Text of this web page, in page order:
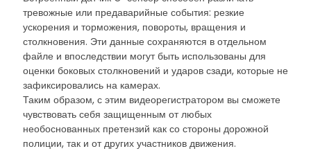
тревожные или предаварийные события: резкие
ускорения и торможения, повороты, вращения и
столкновения. Эти данные сохраняются в отдельном
файле и впоследствии могут быть использованы для
оценки боковых столкновений и ударов сзади, которые не
зафиксировались на камерах.
Таким образом, с этим видеорегистратором вы сможете
чувствовать себя защищенным от любых
необоснованных претензий как со стороны дорожной
полиции, так и от других участников движения.